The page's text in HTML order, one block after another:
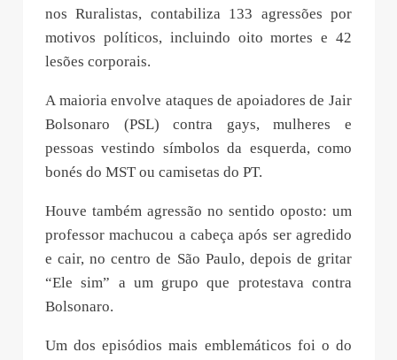
nos Ruralistas, contabiliza 133 agressões por
motivos políticos, incluindo oito mortes e 42
lesões corporais.
A maioria envolve ataques de apoiadores de Jair
Bolsonaro (PSL) contra gays, mulheres e
pessoas vestindo símbolos da esquerda, como
bonés do MST ou camisetas do PT.
Houve também agressão no sentido oposto: um
professor machucou a cabeça após ser agredido
e cair, no centro de São Paulo, depois de gritar
“Ele sim” a um grupo que protestava contra
Bolsonaro.
Um dos episódios mais emblemáticos foi o do